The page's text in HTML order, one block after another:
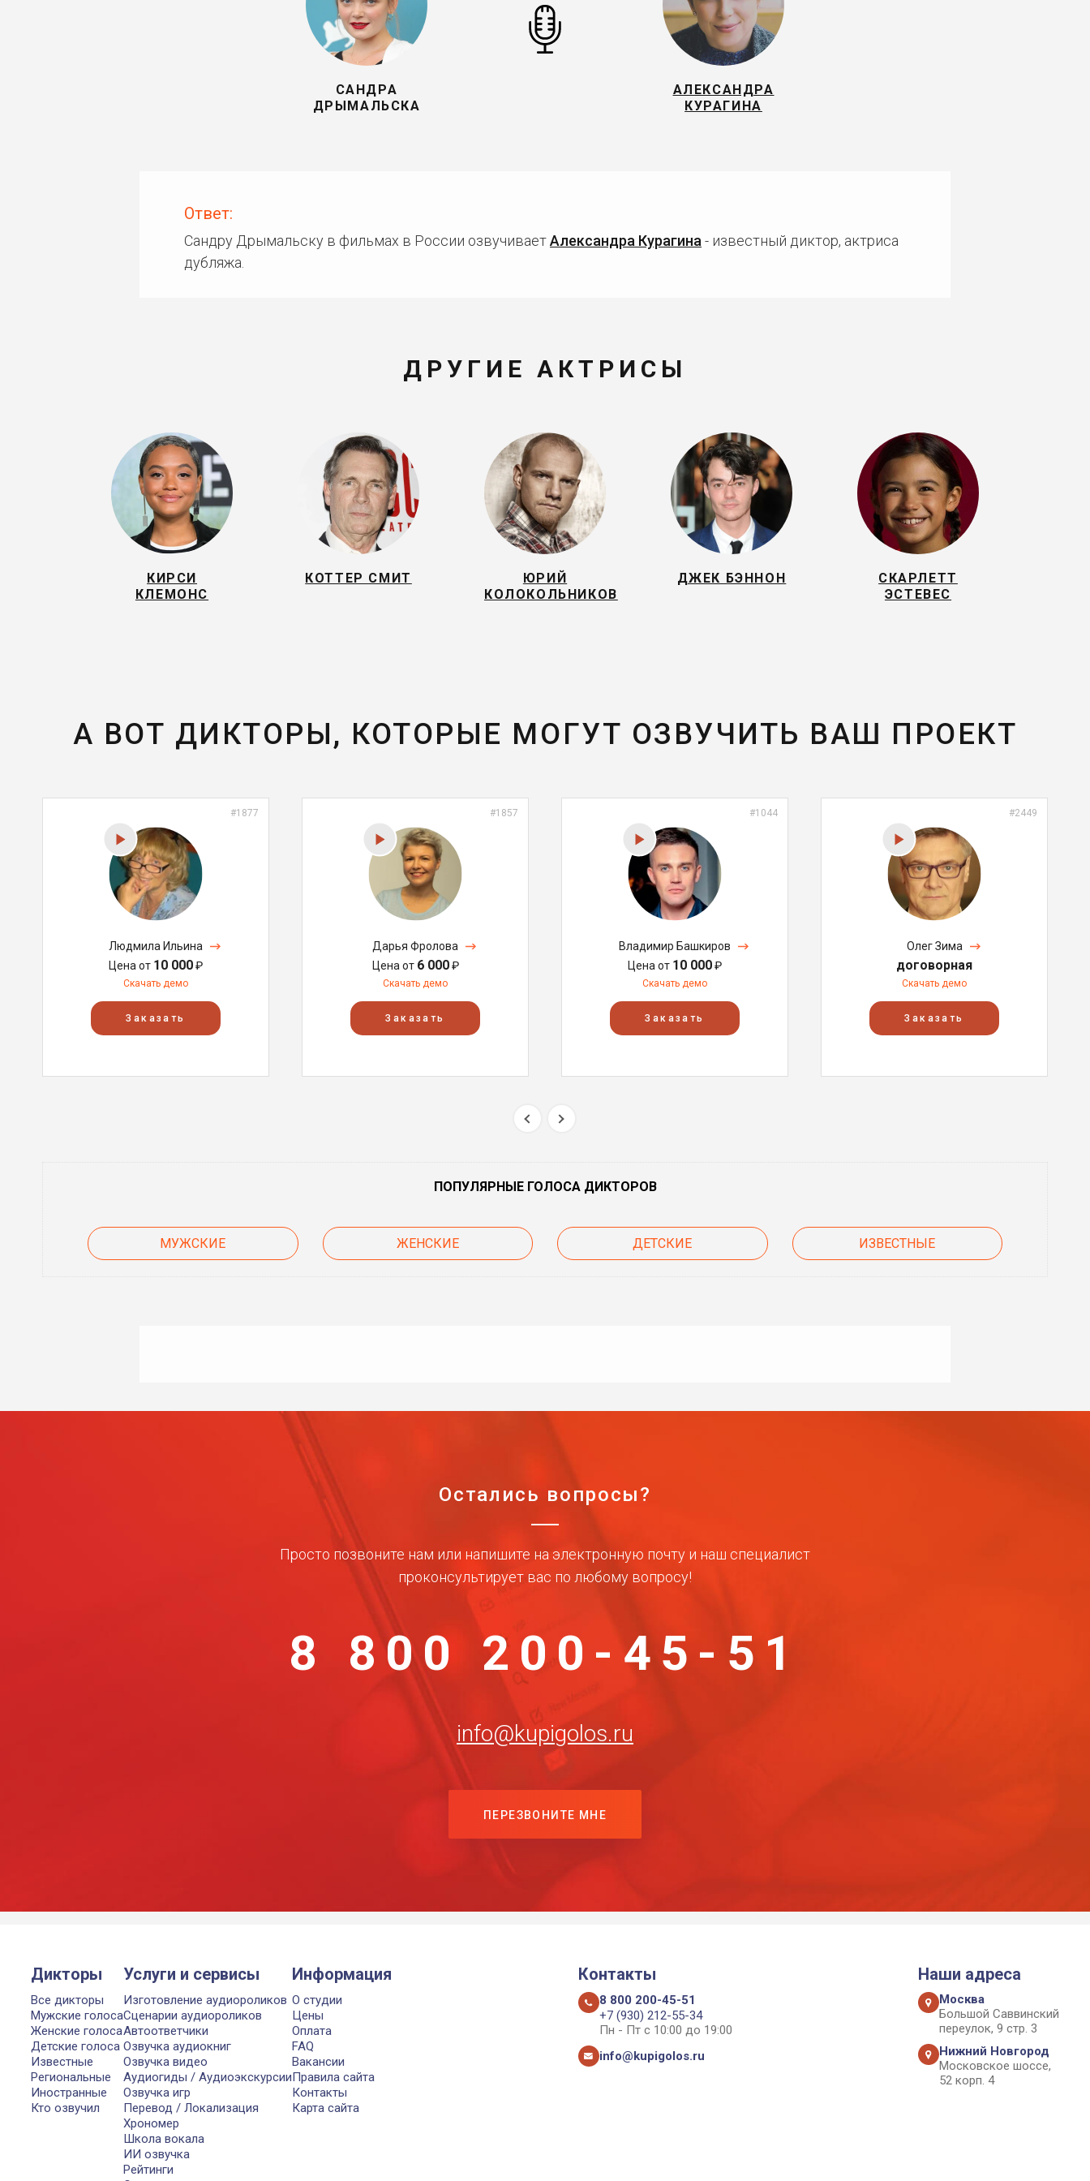
САНДРА
ДРЫМАЛЬСКА
АЛЕКСАНДРА
КУРАГИНА
Ответ:
Сандру Дрымальску в фильмах в России озвучиваетАлександра Курагина - известный диктор, актриса
дубляжа.
ДРУГИЕ АКТРИСЫ
КИРСИ
КЛЕМОНС
КОТТЕР СМИТ
ЮРИЙ
КОЛОКОЛЬНИКОВ
ДЖЕК БЭННОН
СКАРЛЕТТ
ЭСТЕВЕС
А ВОТ ДИКТОРЫ, КОТОРЫЕ МОГУТ ОЗВУЧИТЬ ВАШ ПРОЕКТ
#1877
Людмила Ильина
Цена от 10 000₽
Скачать демо
Заказать
#1857
Дарья Фролова
Цена от 6 000₽
Скачать демо
Заказать
#1044
Владимир Башкиров
Цена от 10 000₽
Скачать демо
Заказать
#2449
Олег Зима
договорная
Скачать демо
Заказать
ПОПУЛЯРНЫЕ ГОЛОСА ДИКТОРОВ
МУЖСКИЕ ЖЕНСКИЕ ДЕТСКИЕ ИЗВЕСТНЫЕ
Остались вопросы?
Просто позвоните нам или напишите на электронную почту и наш специалист
проконсультирует вас по любому вопросу!
8 800 200-45-51
info@kupigolos.ru
ПЕРЕЗВОНИТЕ МНЕ
Дикторы
Все дикторы
Мужские голоса
Женские голоса
Детские голоса
Известные
Региональные
Иностранные
Кто озвучил
Услуги и сервисы
Изготовление аудиороликов
Сценарии аудиороликов
Автоответчики
Озвучка аудиокниг
Озвучка видео
Аудиогиды / Аудиоэкскурсии
Озвучка игр
Перевод / Локализация
Хрономер
Школа вокала
ИИ озвучка
Рейтинги
Информация
О студии
Цены
Оплата
FAQ
Вакансии
Правила сайта
Контакты
Карта сайта
Контакты
8 800 200-45-51
+7 (930) 212-55-34
Пн - Пт с 10:00 до 19:00
info@kupigolos.ru
Наши адреса
Москва
Большой Саввинский
переулок, 9 стр. 3
Нижний Новгород
Московское шоссе,
52 корп. 4